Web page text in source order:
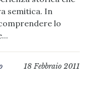
semitica. In
lo
18 Febbraio 2011